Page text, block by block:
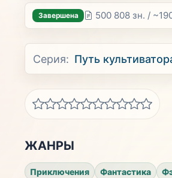
Завершена 500 808 зн. /
Серия: Путь
ЖАНРЫ
Приключения Фантастика